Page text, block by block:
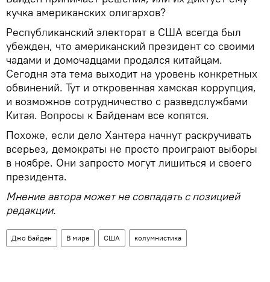
кучка американских олигархов?
Республиканский электорат в США всегда был
убежден, что американский президент со своими
чадами и домочадцами продался китайцам.
Сегодня эта тема выходит на уровень конкретных
обвинений. Тут и откровенная хамская коррупция,
и возможное сотрудничество с разведслужбами
Китая. Вопросы к Байденам все копятся.
Похоже, если дело Хантера начнут раскручивать
всерьез, демократы не просто проиграют выборы
в ноябре. Они запросто могут лишиться и своего
президента.
Мнение автора может не совпадать с позицией
редакции.
Джо Байден В мире США колумнистика